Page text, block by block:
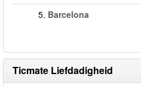
5. Barcelona
Ticmate Liefdadigheid